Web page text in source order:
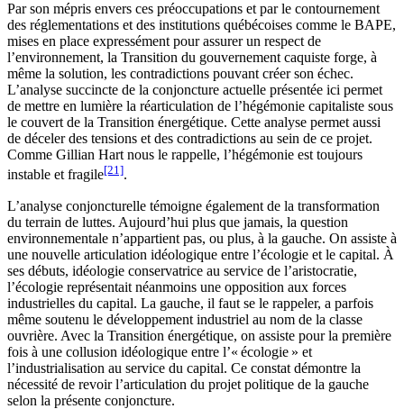
Par son mépris envers ces préoccupations et par le contournement
des réglementations et des institutions québécoises comme le BAPE,
mises en place expressément pour assurer un respect de
l’environnement, la Transition du gouvernement caquiste forge, à
même la solution, les contradictions pouvant créer son échec.
L’analyse succincte de la conjoncture actuelle présentée ici permet
de mettre en lumière la réarticulation de l’hégémonie capitaliste sous
le couvert de la Transition énergétique. Cette analyse permet aussi
de déceler des tensions et des contradictions au sein de ce projet.
Comme Gillian Hart nous le rappelle, l’hégémonie est toujours
instable et fragile[21].
L’analyse conjoncturelle témoigne également de la transformation
du terrain de luttes. Aujourd’hui plus que jamais, la question
environnementale n’appartient pas, ou plus, à la gauche. On assiste à
une nouvelle articulation idéologique entre l’écologie et le capital. À
ses débuts, idéologie conservatrice au service de l’aristocratie,
l’écologie représentait néanmoins une opposition aux forces
industrielles du capital. La gauche, il faut se le rappeler, a parfois
même soutenu le développement industriel au nom de la classe
ouvrière. Avec la Transition énergétique, on assiste pour la première
fois à une collusion idéologique entre l’« écologie » et
l’industrialisation au service du capital. Ce constat démontre la
nécessité de revoir l’articulation du projet politique de la gauche
selon la présente conjoncture.